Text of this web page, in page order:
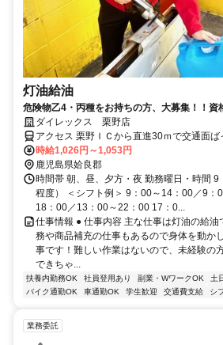
灯油給油
危険物乙4・丙種をお持ちの方、大募集！！資
ませんか?
ダイレックス 栗野店
アクセス 栗野ＩＣから直進30ｍで交通面ば
時給1,026円～1,053円
鹿児島県姶良郡
時間帯 朝、昼、夕方・夜 勤務曜日・時間
程度） ＜シフト例＞ 9：00～14：00／9：
18：00／13：00～22：00 17：0...
仕事情報 ● 仕事内容 主な仕事は灯油の給
務や商品補充の仕事もあるので身体を動か
事です！難しい作業はないので、未経験の
できちゃ...
扶養内勤務OK 社員登用あり 副業・WワークOK 土
バイク通勤OK
車通勤OK 学生歓迎 交通費支給 シ
業務委託